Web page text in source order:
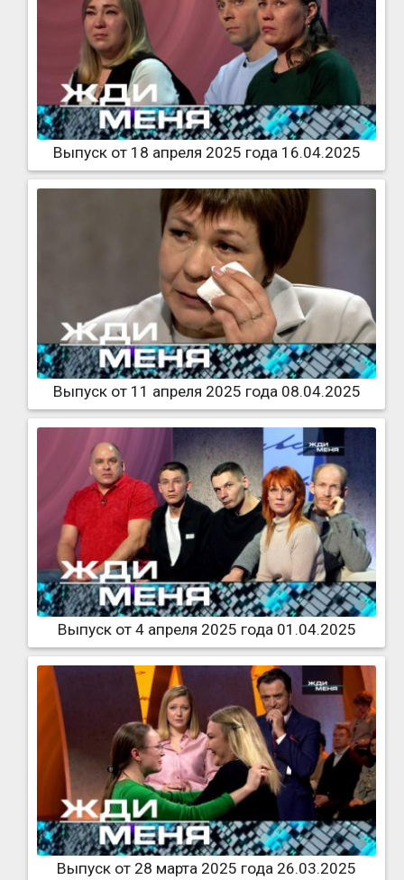
Выпуск от 18 апреля 2025 года 16.04.2025
Выпуск от 11 апреля 2025 года 08.04.2025
Выпуск от 4 апреля 2025 года 01.04.2025
Выпуск от 28 марта 2025 года 26.03.2025